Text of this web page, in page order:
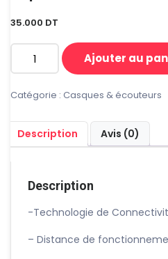
35.000 DT
quantité
Aspor
Bluetooth
A603
Ajouter au
Catégorie : Casques & écouteurs
Description Avis (0)
Description
-Technologie de
– Distance de